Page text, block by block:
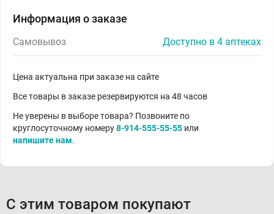
Информация о заказе
Самовывоз Доступно в 4 аптеках
Цена актуальна при заказе на сайте
Все товары в заказе резервируются на 48 часов
Не уверены в выборе товара? Позвоните по
круглосуточному номеру8-914-555-55-55 или
напишите нам.
С этим товаром покупают